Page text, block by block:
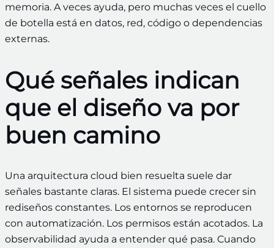
memoria. A veces ayuda, pero muchas veces el cuello
de botella está en datos, red, código o dependencias
externas.
Qué señales indican
que el diseño va por
buen camino
Una arquitectura cloud bien resuelta suele dar
señales bastante claras. El sistema puede crecer sin
rediseños constantes. Los entornos se reproducen
con automatización. Los permisos están acotados. La
observabilidad ayuda a entender qué pasa. Cuando